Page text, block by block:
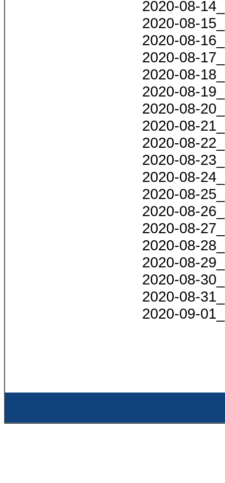
2020-08-
2020-08-
2020-08-
2020-08-
2020-08-
2020-08-
2020-08-
2020-08-
2020-08-
2020-08-
2020-08-
2020-08-
2020-08-
2020-08-
2020-08-
2020-08-
2020-08-
2020-08-
2020-09-